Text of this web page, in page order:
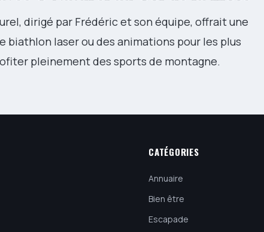
dirigé par Frédéric et son équipe, offrait une
biathlon laser ou des animations pour les plus
pleinement des sports de montagne.
CATÉGORIES
Annuaire
Bien être
Escapade